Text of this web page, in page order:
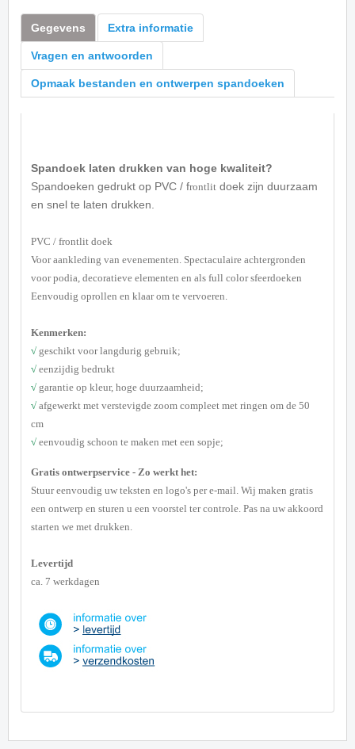
Gegevens Extra informatie
Vragen en antwoorden
Opmaak bestanden en ontwerpen spandoeken
Spandoek laten drukken van hoge kwaliteit?
Spandoeken gedrukt op PVC / frontlit doek zijn duurzaam
en snel te laten drukken.
PVC / frontlit doek
Voor aankleding van evenementen. Spectaculaire achtergronden
voor podia, decoratieve elementen en als full color sfeerdoeken
Eenvoudig oprollen en klaar om te vervoeren.
Kenmerken:
√ geschikt voor langdurig gebruik;
√ eenzijdig bedrukt
√ garantie op kleur, hoge duurzaamheid;
√ afgewerkt met verstevigde zoom compleet met ringen om de 50
cm
√ eenvoudig schoon te maken met een sopje;
Gratis ontwerpservice - Zo werkt het:
Stuur eenvoudig uw teksten en logo's per e-mail. Wij maken gratis
een ontwerp en sturen u een voorstel ter controle. Pas na uw akkoord
starten we met drukken.
Levertijd
ca. 7 werkdagen